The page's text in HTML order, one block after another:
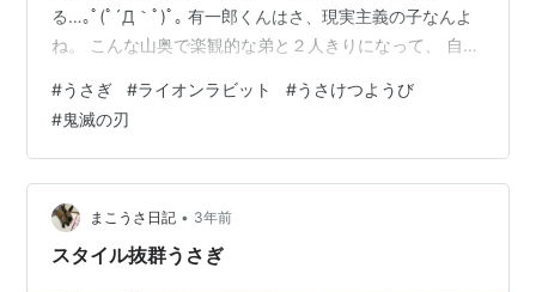
る…｡ﾟ(ﾟ´Д｀ﾟ)ﾟ｡ 有一郎くんはさ、現実主義の子なんよ
ね。 こんな山奥で楽観的な弟と２人きりになって、 自分
て、 すごいいっぱいいっぱいやったと思う。 私もどっち
かというと現実主義なので、 そんなふうにいっぱいいっ
ぱいの時に、 「ねぇねぇ、剣士になろうよ～♪」とか無邪
気に言われたら、 「はぁん！？お前自分のメシも自分で
用意出来へんくせに何ゆーとんねん！」 てな感じでブチ
切…
#うさぎ #ライオンラビット #うさけつようび
#鬼滅の刃
まこうさ日記 • 3年前
スタイル抜群うさぎ